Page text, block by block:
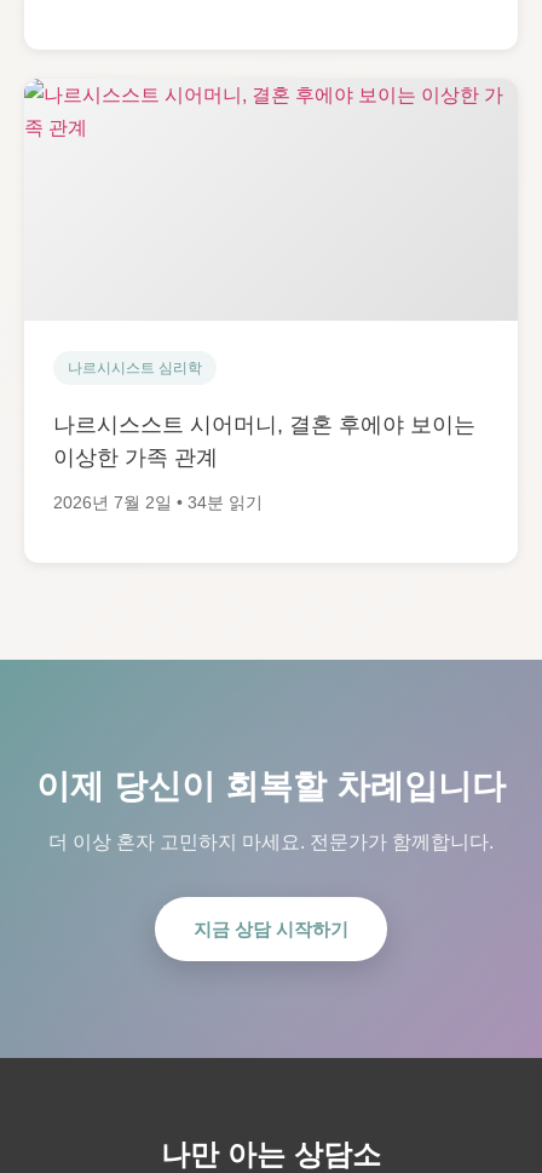
나르시시스트 심리학
나르시스스트 시어머니, 결혼 후에야 보이는
이상한 가족 관계
2026년 7월 2일 • 34분 읽기
이제 당신이 회복할 차례입니다
더 이상 혼자 고민하지 마세요. 전문가가 함께합니다.
지금 상담 시작하기
나만 아는 상담소